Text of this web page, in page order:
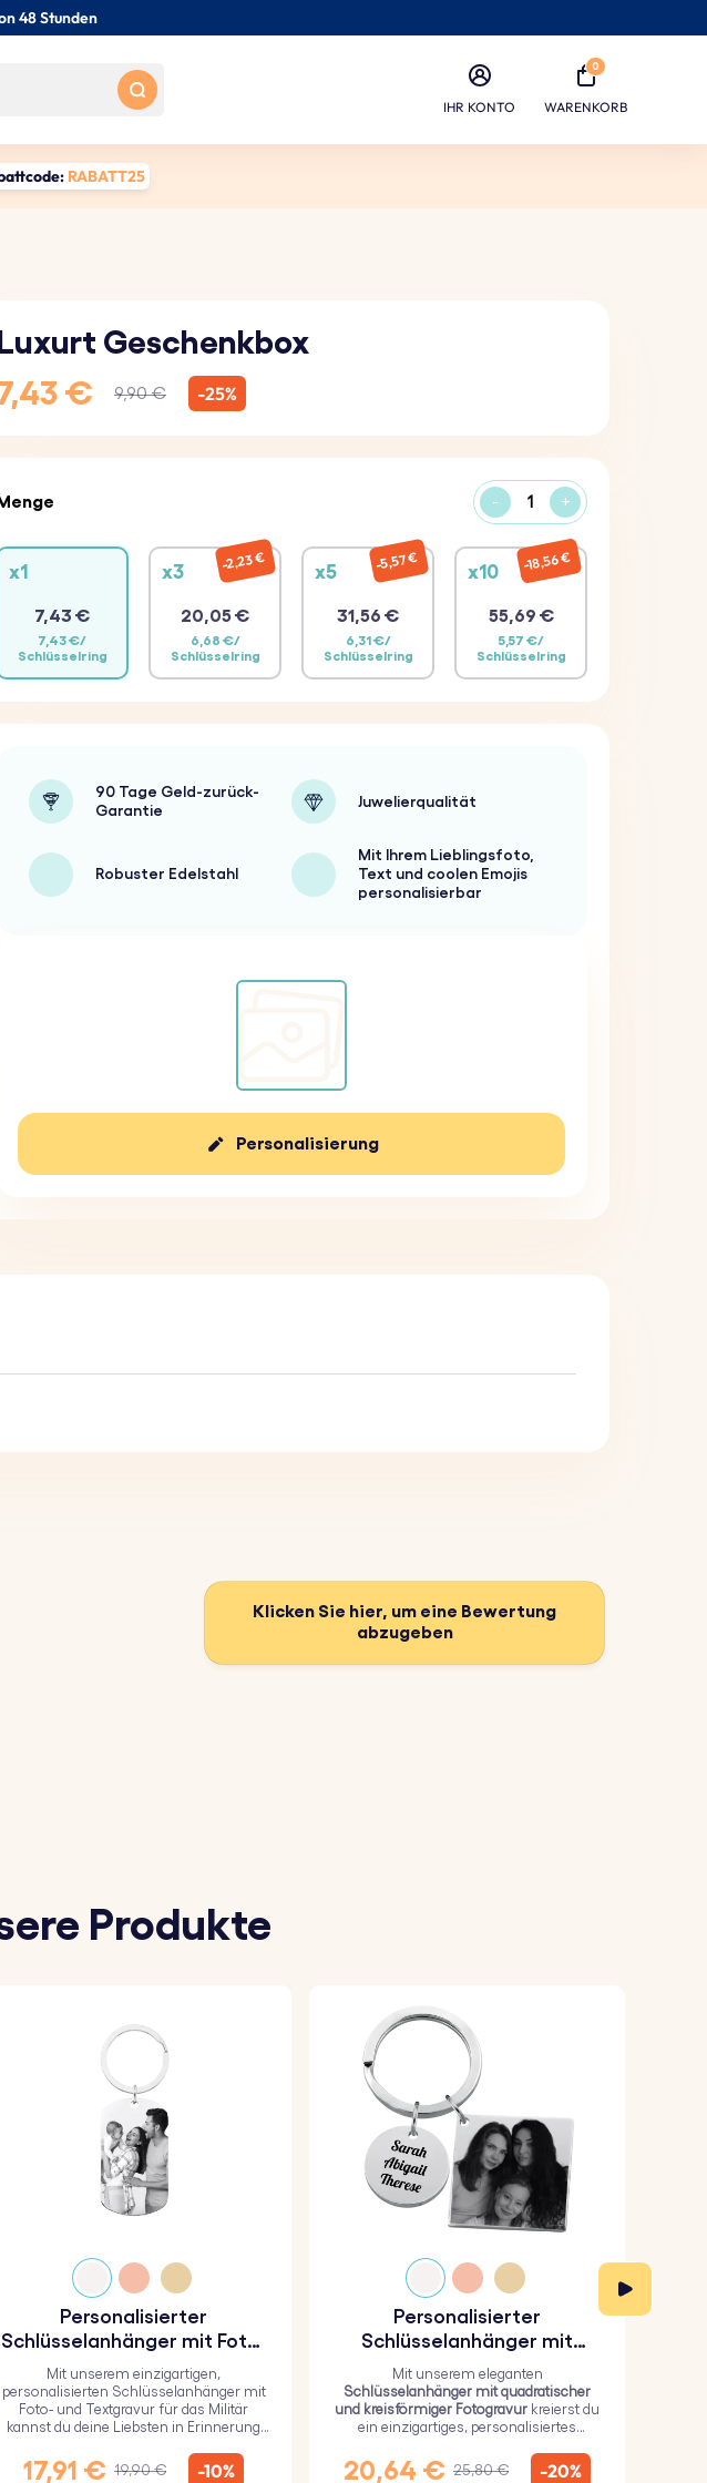
48 Stunden
IHR KONTO
0
WARENKORB
RABATT25
Luxurt Geschenkbox
€
9,90 € -25%
- +
x1
7,43 €
7,43 €/
Schlüsselring
x3
20,05 €
6,68 €/
Schlüsselring
2,23 € x5
31,56 €
6,31 €/
Schlüsselring
5,57 € x10
55,69 €
5,57 €/
Schlüsselring
18,56 €
90 Tage Geld-zurück-
Garantie
Juwelierqualität
Robuster Edelstahl
Mit Ihrem Lieblingsfoto,
Text und coolen Emojis
personalisierbar
Personalisierung
Klicken Sie hier, um eine Bewertung
abzugeben
Produkte
Personalisierter
Schlüsselanhänger mit Foto-
und Textgravur für das
Militär
Mit unserem einzigartigen,
personalisierten Schlüsselanhänger mit
Foto- und Textgravur für das Militär
kannst du deine Liebsten in Erinnerung
17,91 € 19,90 € -10%
Personalisierter
Schlüsselanhänger mit
quadratischer und
kreisförmiger Fotogravur
Mit unserem eleganten
Schlüsselanhänger mit quadratischer
und kreisförmiger Fotogravur kreierst du
ein einzigartiges, personalisiertes
Bild auf dem Quadrat und einen Text auf
20,64 € 25,80 € -20%